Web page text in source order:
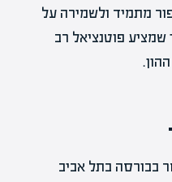
מתמיד ולשמירה על
שמציע פוטנציאל רב
בבורסה בתל אביב